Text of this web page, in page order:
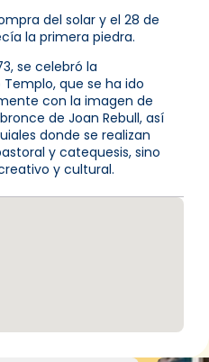
del solar y el 28 de
la primera piedra.
se celebró la
que se ha ido
con la imagen de
de Joan Rebull, así
donde se realizan
y catequesis, sino
y cultural.